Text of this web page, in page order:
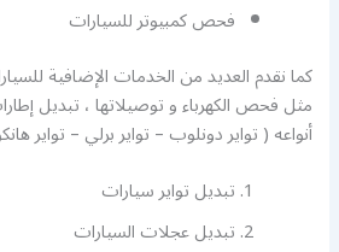
فحص كمبيوتر للسيارات
كما نقدم العديد من الخدمات الإضافية
مثل فحص الكهرباء و توصيلاتها ، تبديل
أنواعه ( تواير دونلوب – تواير برلي – تواير
تبديل تواير سيارات
تبديل عجلات السيارات